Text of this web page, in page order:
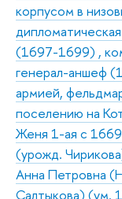
корпусом в
(1697-1699) ,
генерал-аншеф
армией,
поселению на
Женя 1-ая с 1669
(урожд.
Анна Петровна
Салтыкова) (ум.